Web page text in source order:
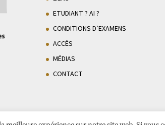
ETUDIANT ? AI ?
CONDITIONS D’EXAMENS
ACCÈS
MÉDIAS
CONTACT